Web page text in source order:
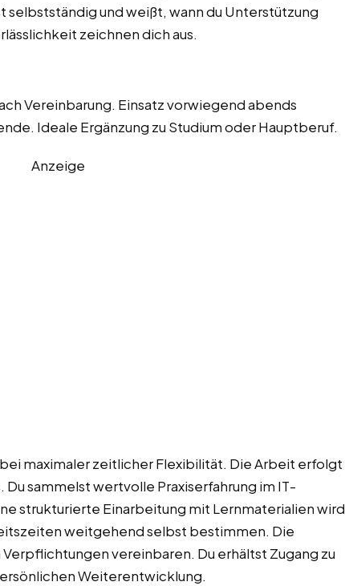
selbstständig und weißt, wann du Unterstützung
zeichnen dich aus.
Vereinbarung. Einsatz vorwiegend abends
Ideale Ergänzung zu Studium oder Hauptberuf.
Anzeige
maximaler zeitlicher Flexibilität. Die Arbeit erfolgt
Du sammelst wertvolle Praxiserfahrung im IT-
strukturierte Einarbeitung mit Lernmaterialien wird
weitgehend selbst bestimmen. Die
vereinbaren. Du erhältst Zugang zu
Weiterentwicklung.